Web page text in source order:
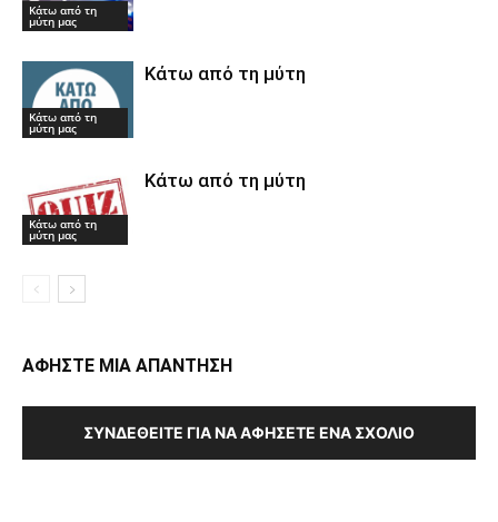
Κάτω από τη
μύτη μας
Κάτω από τη
μύτη μας
Κάτω από τη μύτη
Κάτω από τη
μύτη μας
Κάτω από τη μύτη
ΑΦΗΣΤΕ ΜΙΑ ΑΠΑΝΤΗΣΗ
ΣΥΝΔΕΘΕΊΤΕ ΓΙΑ ΝΑ ΑΦΉΣΕΤΕ ΈΝΑ ΣΧΌΛΙΟ